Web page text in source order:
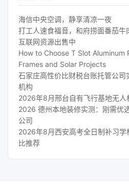
海信中央空调，静享清凉一夜
打工人速食福音，和府捞面番茄牛
互联网资源出售中
How to Choose T Slot Aluminum
Frames and Solar Projects
石家庄高性价比财税台账托管公司
机构
2026年8月邢台自有飞行基地无人
2026 德州本地装修实测：刚需优
公司
2026年8月西安高考全日制补习学
比推荐